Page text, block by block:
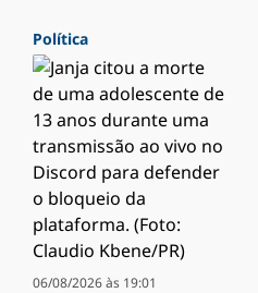
Política
06/08/2026 às 19:01